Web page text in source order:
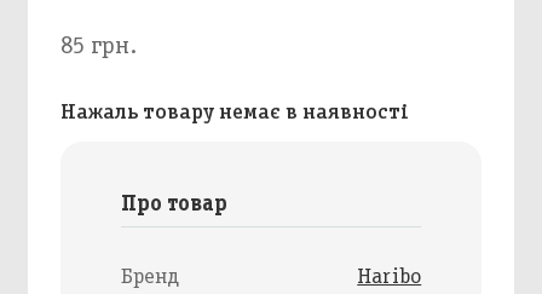
85 грн.
Нажаль товару немає в наявності
Про товар
Бренд
Haribo